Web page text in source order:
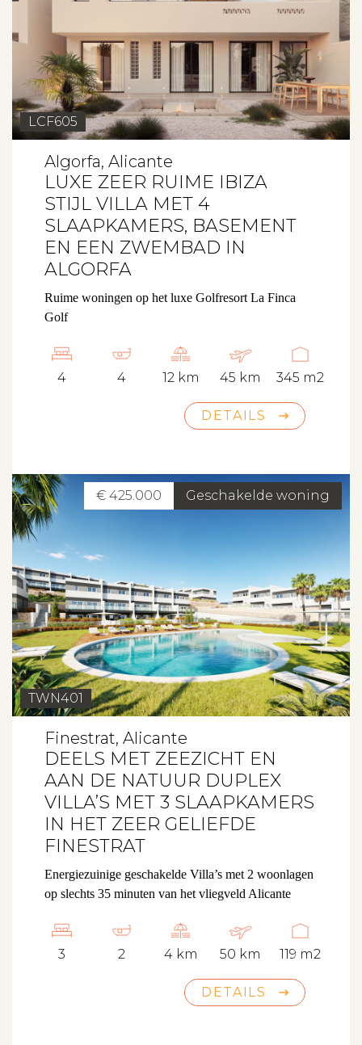
Aanbod
Koopwoningen
Huurwoningen
Verkocht
Verhuurd
Diensten
LCF605
Algorfa, Alicante
LUXE ZEER RUIME IBIZA
STIJL VILLA MET 4
SLAAPKAMERS, BASEMENT
EN EEN ZWEMBAD IN
ALGORFA
Ruime woningen op het luxe Golfresort La Finca
Golf
4 4 12 km 45 km 345 m2
DETAILS
Geschakelde woning
€ 425.000
TWN401
Finestrat, Alicante
DEELS MET ZEEZICHT EN
AAN DE NATUUR DUPLEX
VILLA’S MET 3 SLAAPKAMERS
IN HET ZEER GELIEFDE
FINESTRAT
Energiezuinige geschakelde Villa’s met 2 woonlagen
op slechts 35 minuten van het vliegveld Alicante
3 2 4 km 50 km 119 m2
DETAILS